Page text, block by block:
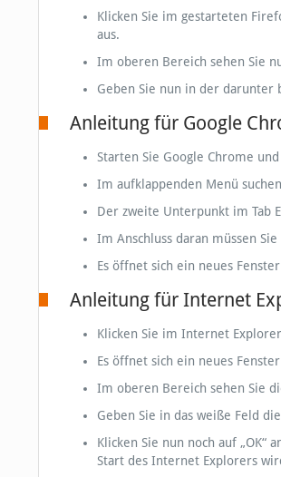
Klicken Sie im gestarteten
aus.
Im oberen Bereich sehen Sie
Geben Sie nun in der darunter
Anleitung für Google
Starten Sie Google Chrome
Im aufklappenden Menü
Der zweite Unterpunkt im Tab
Im Anschluss daran müssen
Es öffnet sich ein neues
Anleitung für Internet
Klicken Sie im Internet
Es öffnet sich ein neues
Im oberen Bereich sehen Sie
Geben Sie in das weiße Feld
Klicken Sie nun noch auf
Start des Internet Explorers